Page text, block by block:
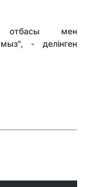
отбасы мен
- делінген